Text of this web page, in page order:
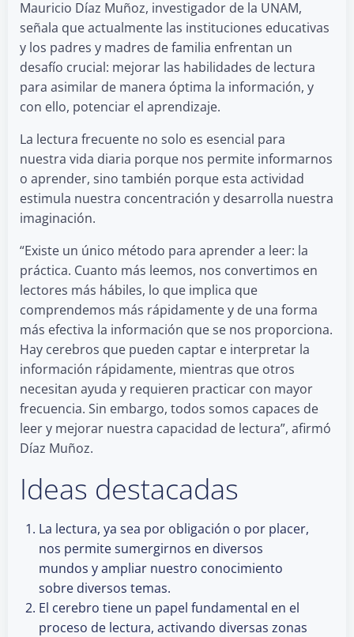
Mauricio Díaz Muñoz, investigador de la UNAM,
señala que actualmente las instituciones educativas
y los padres y madres de familia enfrentan un
desafío crucial: mejorar las habilidades de lectura
para asimilar de manera óptima la información, y
con ello, potenciar el aprendizaje.
La lectura frecuente no solo es esencial para
nuestra vida diaria porque nos permite informarnos
o aprender, sino también porque esta actividad
estimula nuestra concentración y desarrolla nuestra
imaginación.
“Existe un único método para aprender a leer: la
práctica. Cuanto más leemos, nos convertimos en
lectores más hábiles, lo que implica que
comprendemos más rápidamente y de una forma
más efectiva la información que se nos proporciona.
Hay cerebros que pueden captar e interpretar la
información rápidamente, mientras que otros
necesitan ayuda y requieren practicar con mayor
frecuencia. Sin embargo, todos somos capaces de
leer y mejorar nuestra capacidad de lectura”, afirmó
Díaz Muñoz.
Ideas destacadas
La lectura, ya sea por obligación o por placer,
nos permite sumergirnos en diversos
mundos y ampliar nuestro conocimiento
sobre diversos temas.
El cerebro tiene un papel fundamental en el
proceso de lectura, activando diversas zonas